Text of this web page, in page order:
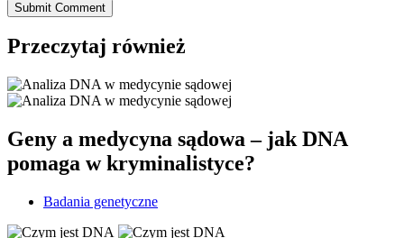
Submit Comment
Przeczytaj również
Geny a medycyna sądowa – jak DNA
pomaga w kryminalistyce?
Badania genetyczne